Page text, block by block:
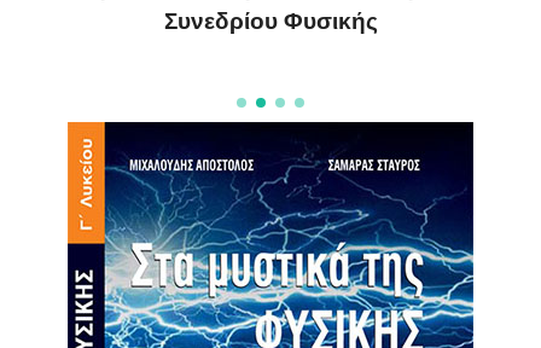
Συνεδρίου Φυσικής